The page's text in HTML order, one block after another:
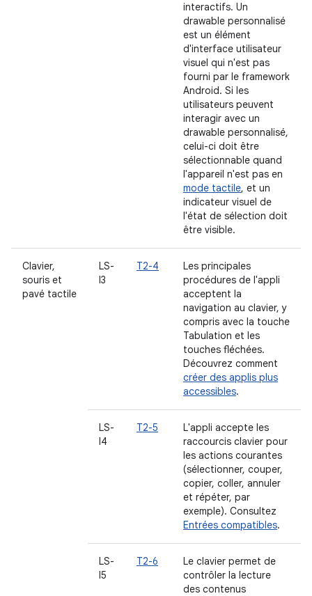
interactifs. Un
drawable personnalisé
est un élément
d'interface utilisateur
visuel qui n'est pas
fourni par le framework
Android. Si les
utilisateurs peuvent
interagir avec un
drawable personnalisé,
celui-ci doit être
sélectionnable quand
l'appareil n'est pas en
mode tactile, et un
indicateur visuel de
l'état de sélection doit
être visible.
Clavier,
souris et
pavé tactile
LS-
I3
T2-4
Les principales
procédures de l'appli
acceptent la
navigation au clavier, y
compris avec la touche
Tabulation et les
touches fléchées.
Découvrez comment
créer des applis plus
accessibles.
LS-
I4
T2-5
L'appli accepte les
raccourcis clavier pour
les actions courantes
(sélectionner, couper,
copier, coller, annuler
et répéter, par
exemple). Consultez
Entrées compatibles.
LS-
I5
T2-6
Le clavier permet de
contrôler la lecture
des contenus